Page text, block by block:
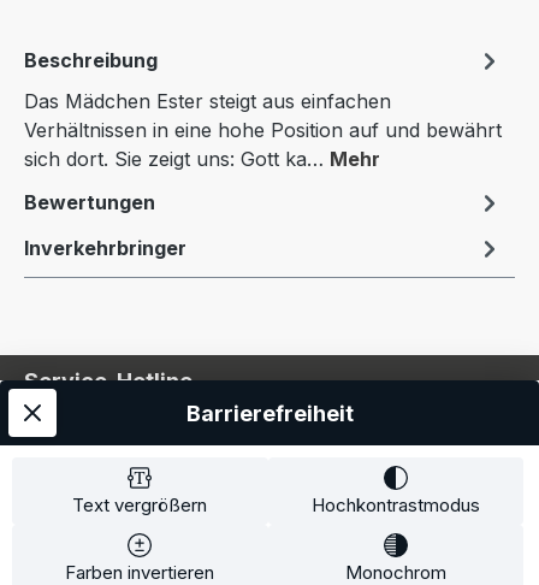
Beschreibung
Das Mädchen Ester steigt aus einfachen
Verhältnissen in eine hohe Position auf und bewährt
sich dort. Sie zeigt uns: Gott ka… Mehr
Bewertungen
Inverkehrbringer
Service-Hotline
Service
Information
Text vergrößern Hochkontrastmodus
Farben invertieren Monochrom
Barrierefreiheit